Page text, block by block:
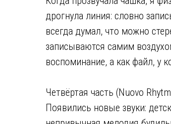
дрогнула линия: словно
всегда думал, что можно
записываются самим
воспоминание, а как файл, у
Четвёртая часть (Nuovo
Появились новые звуки: